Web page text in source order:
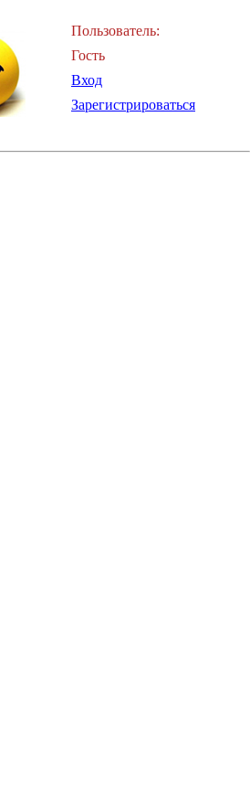
Пользователь:
Гость
Вход
Зарегистрироваться